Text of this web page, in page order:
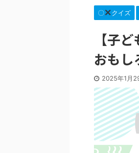
〇 クイズ
【子
おもし
2025年1月